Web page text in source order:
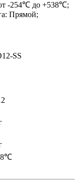
-254℃ до +538℃;
Прямой;
SS